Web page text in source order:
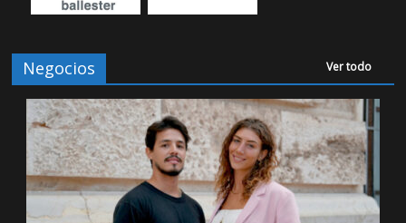
Negocios Ver todo